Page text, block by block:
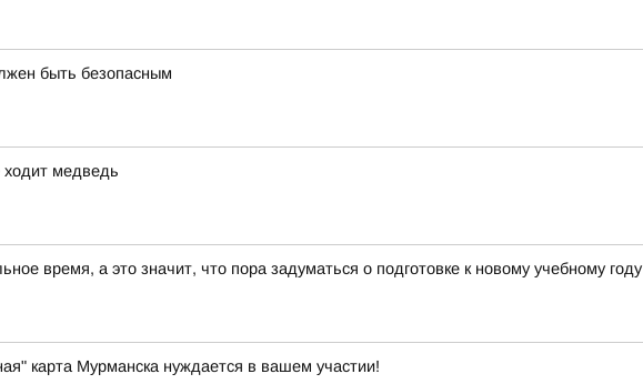
быть безопасным
ходит медведь
время, а это значит, что пора задуматься о подготовке к новому учебному году
карта Мурманска нуждается в вашем участии!